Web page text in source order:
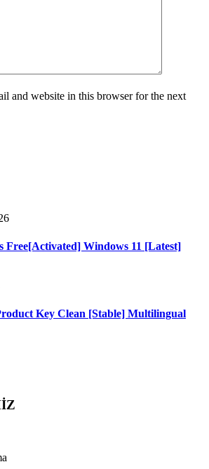
and website in this browser for the next
Free[Activated] Windows 11 [Latest]
Key Clean [Stable] Multilingual